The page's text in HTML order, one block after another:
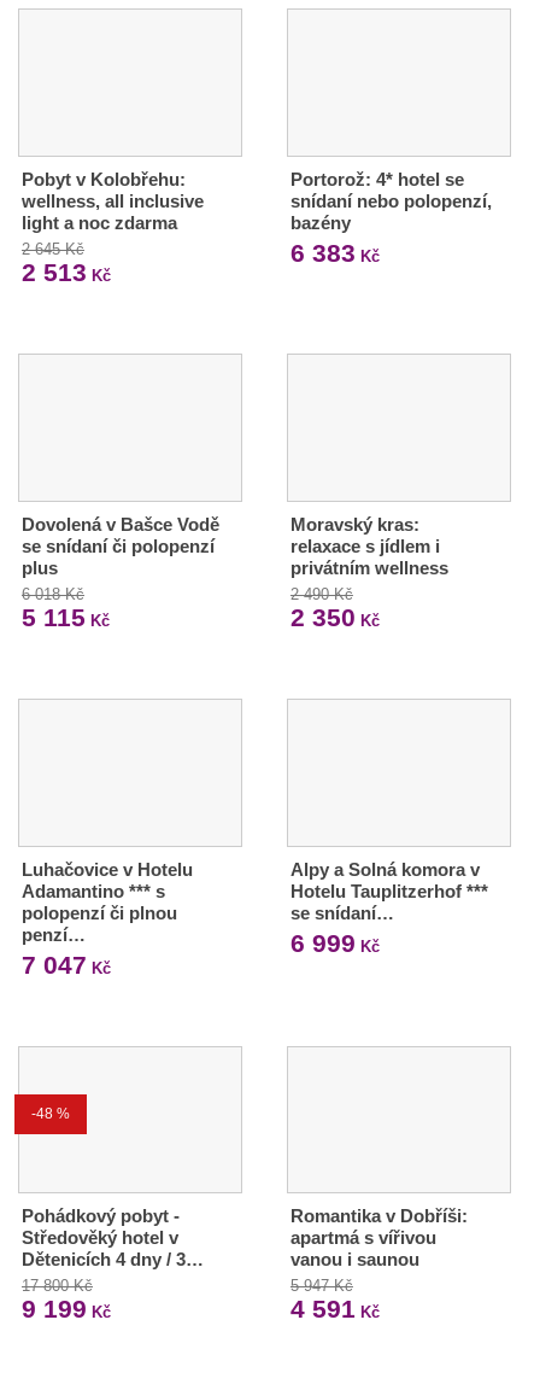
Pobyt v Kolobřehu:
wellness, all inclusive
light a noc zdarma
2 645 Kč
2 513 Kč
Portorož: 4* hotel se
snídaní nebo polopenzí,
bazény
6 383 Kč
Dovolená v Bašce Vodě
se snídaní či polopenzí
plus
6 018 Kč
5 115 Kč
Moravský kras:
relaxace s jídlem i
privátním wellness
2 490 Kč
2 350 Kč
Luhačovice v Hotelu
Adamantino *** s
polopenzí či plnou
penzí…
7 047 Kč
Alpy a Solná komora v
Hotelu Tauplitzerhof ***
se snídaní…
6 999 Kč
-48 %
Pohádkový pobyt -
Středověký hotel v
Dětenicích 4 dny / 3…
17 800 Kč
9 199 Kč
Romantika v Dobříši:
apartmá s vířivou
vanou i saunou
5 947 Kč
4 591 Kč